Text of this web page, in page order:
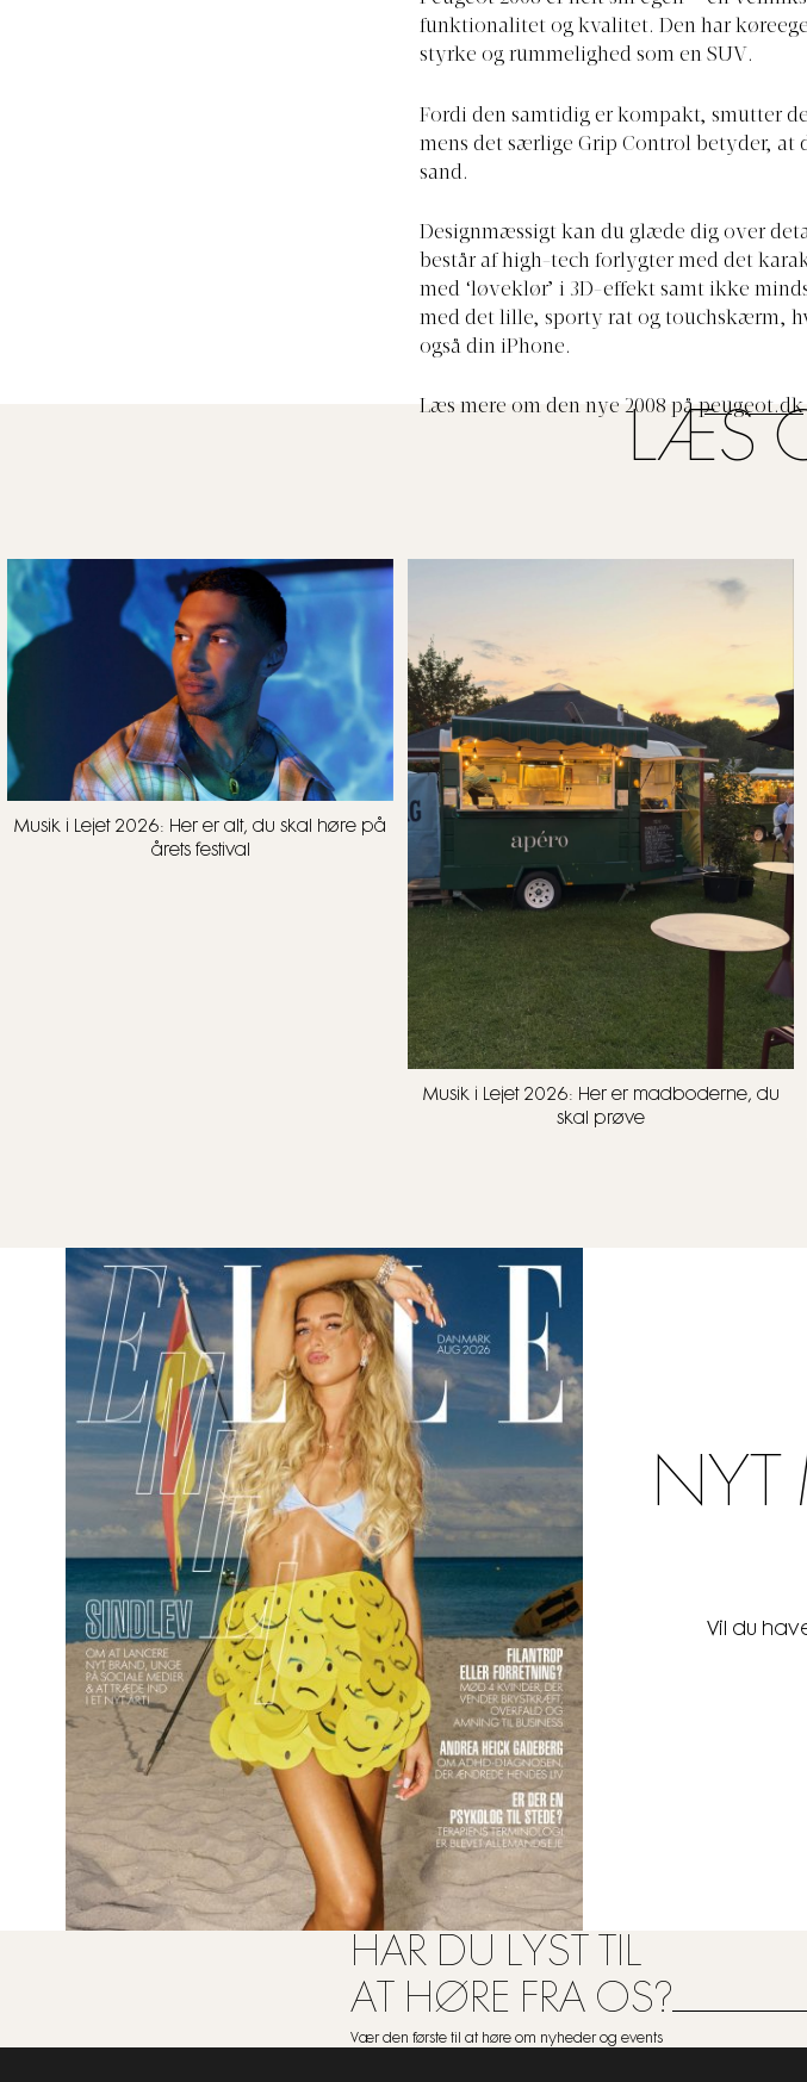
funktionalitet og kvalitet. Den har
styrke og rummelighed som en SUV.
Fordi den samtidig er kompakt, smutter
mens det særlige Grip Control betyder, at
sand.
Designmæssigt kan du glæde dig over
består af high-tech forlygter med det
med ‘løveklør’ i 3D-effekt samt ikke
med det lille, sporty rat og touchskærm,
også din iPhone.
Læs mere om den nye 2008 påpeugeot.dk
LÆS
Musik i Lejet 2026: Her er alt, du skal høre på
årets festival
Musik i Lejet 2026: Her er madboderne, du
skal prøve
NYT
Vil du
HAR DU LYST TIL
AT HØRE FRA OS?
Vær den første til at høre om nyheder og events